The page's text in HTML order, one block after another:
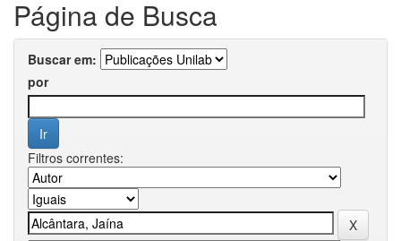
Página de Busca
Buscar em:
por
Filtros correntes: